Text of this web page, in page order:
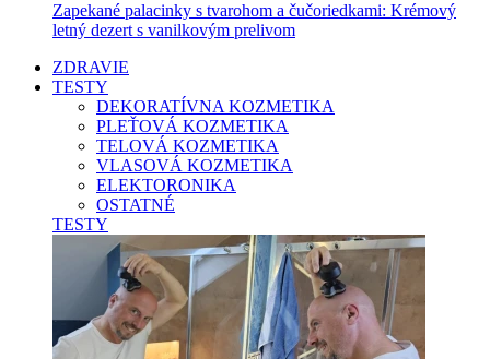
Zapekané palacinky s tvarohom a čučoriedkami: Krémový
letný dezert s vanilkovým prelivom
ZDRAVIE
TESTY
DEKORATÍVNA KOZMETIKA
PLEŤOVÁ KOZMETIKA
TELOVÁ KOZMETIKA
VLASOVÁ KOZMETIKA
ELEKTORONIKA
OSTATNÉ
TESTY